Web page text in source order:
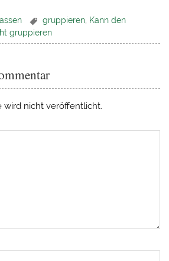
gruppieren Kann den
gruppieren
wird nicht veröffentlicht.